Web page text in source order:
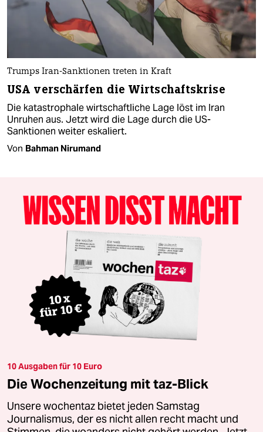
Trumps Iran-Sanktionen treten in Kraft
USA verschärfen die Wirtschaftskrise
Die katastrophale wirtschaftliche Lage löst im Iran
Unruhen aus. Jetzt wird die Lage durch die US-
Sanktionen weiter eskaliert.
Von Bahman Nirumand
10 Ausgaben für 10 Euro
Die Wochenzeitung mit taz-Blick
Unsere wochentaz bietet jeden Samstag
Journalismus, der es nicht allen recht macht und